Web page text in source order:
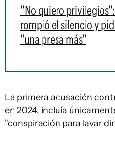
"No quiero
rompió el silencio y
"una presa más"
La primera acusación
en 2024, incluía
"conspiración para lavar